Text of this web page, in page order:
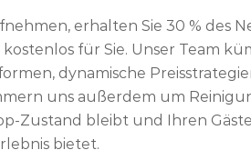
erhalten Sie 30 % des
für Sie. Unser Team
dynamische
uns außerdem um
Zustand bleibt und Ihren
bietet.